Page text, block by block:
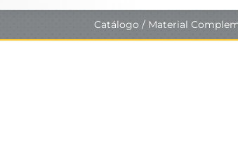
Catálogo / Material